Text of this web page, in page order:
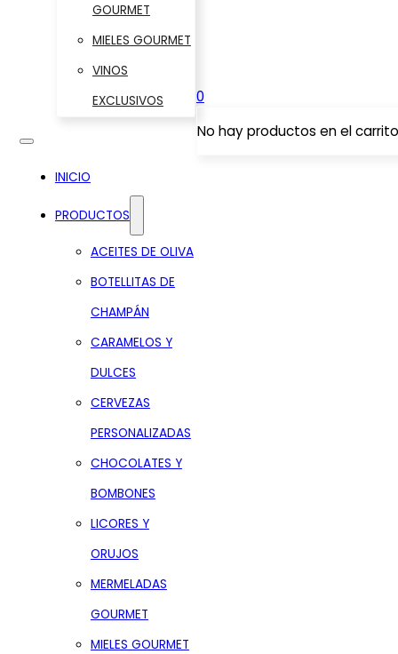
GOURMET
MIELES GOURMET
VINOS
EXCLUSIVOS
INICIO
PRODUCTOS
ACEITES DE OLIVA
BOTELLITAS DE
CHAMPÁN
CARAMELOS Y
DULCES
CERVEZAS
PERSONALIZADAS
CHOCOLATES Y
BOMBONES
LICORES Y
ORUJOS
MERMELADAS
GOURMET
MIELES GOURMET
0
No hay productos en el